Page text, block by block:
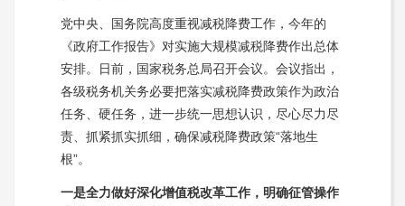
党中央、国务院高度重视减税降费工作，今年的
《政府工作报告》对实施大规模减税降费作出总体
安排。日前，国家税务总局召开会议。会议指出，
各级税务机关务必要把落实减税降费政策作为政治
任务、硬任务，进一步统一思想认识，尽心尽力尽
责、抓紧抓实抓细，确保减税降费政策“落地生
根”。
一是全力做好深化增值税改革工作，明确征管操作